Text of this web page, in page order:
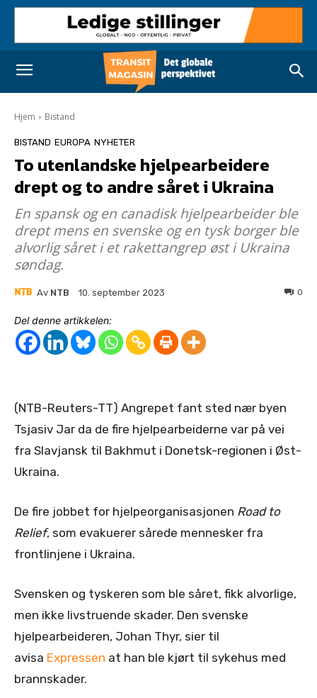
Hjem Bistand
BISTAND EUROPA NYHETER
To utenlandske hjelpearbeidere
drept og to andre såret i Ukraina
En spansk og en canadisk hjelpearbeider ble
drept mens en svenske og en tysk borger ble
alvorlig såret i et rakettangrep øst i Ukraina
søndag.
Av NTB 10. september 2023 0
Del denne artikkelen:
(NTB-Reuters-TT) Angrepet fant sted nær byen
Tsjasiv Jar da de fire hjelpearbeiderne var på vei
fra Slavjansk til Bakhmut i Donetsk-regionen i Øst-
Ukraina.
De fire jobbet for hjelpeorganisasjonen Road to
Relief, som evakuerer sårede mennesker fra
frontlinjene i Ukraina.
Svensken og tyskeren som ble såret, fikk alvorlige,
men ikke livstruende skader. Den svenske
hjelpearbeideren, Johan Thyr, sier til
avisa Expressen at han ble kjørt til sykehus med
brannskader.